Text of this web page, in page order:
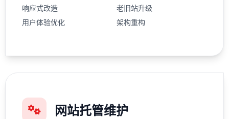
响应式改造
老旧站升级
用户体验优化
架构重构
网站托管维护